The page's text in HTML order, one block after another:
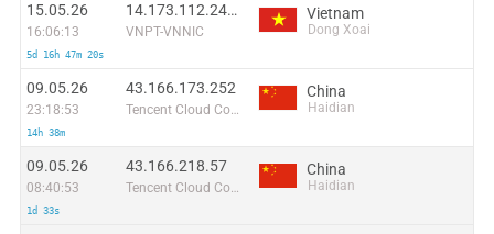
15.05.26
16:06:13
5d 16h 47m 20s
14.173.112.242:39429
VNPT-VNNIC
Vietnam
Dong Xoai
09.05.26
23:18:53
14h 38m
43.166.173.252
Tencent Cloud Computing (Beijing) Co
China
Haidian
09.05.26
08:40:53
1d 33s
43.166.218.57
Tencent Cloud Computing (Beijing) Co
China
Haidian